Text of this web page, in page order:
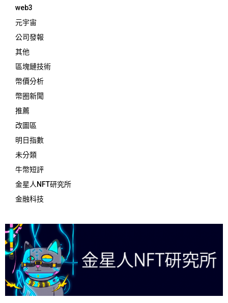
web3
元宇宙
公司發報
其他
區塊鏈技術
幣價分析
幣圈新聞
推薦
改圖區
明日指數
未分類
牛幣短評
金星人NFT研究所
金融科技